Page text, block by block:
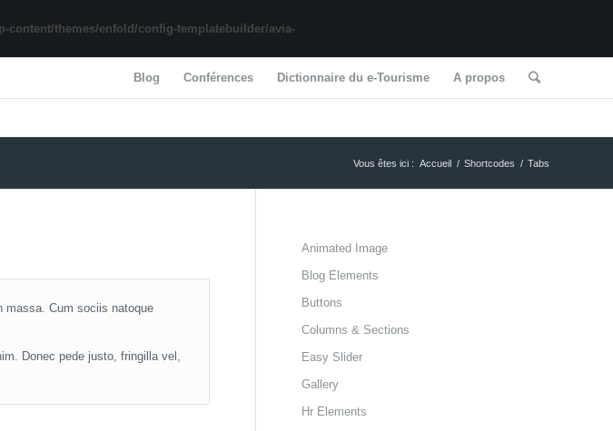
content/themes/enfold/config-templatebuilder/avia-
Blog Conférences Dictionnaire du e-Tourisme A propos
Vous êtes ici : Accueil / Shortcodes / Tabs
massa. Cum sociis natoque
Donec pede justo, fringilla vel,
Animated Image
Blog Elements
Buttons
Columns & Sections
Easy Slider
Gallery
Hr Elements